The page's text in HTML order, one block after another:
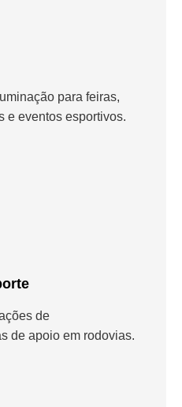
para feiras,
e eventos esportivos.
de
de apoio em rodovias.